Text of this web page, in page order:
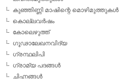
കുഞ്ഞിണ്ണി മാഷിന്റെ മൊഴിമുത്തുകള്‍
കൊല്ലവര്‍ഷം
കോലെഴുത്ത്
ഗൂഢാലേഖനവിദ്യ
ഗ്രന്ഥലിപി
ഗ്രാമ്യ പദങ്ങള്‍
ചിഹ്നങ്ങള്‍